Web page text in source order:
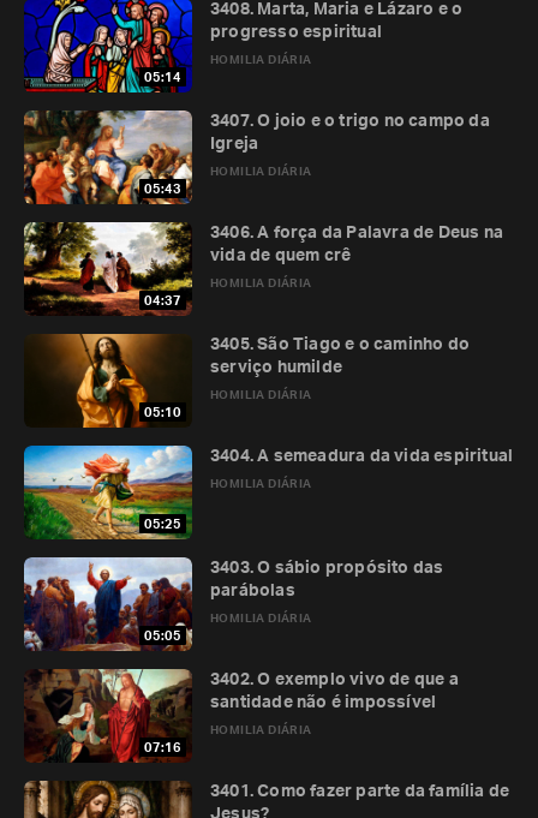
05:14
HOMILIA DIÁRIA
3408. Marta, Maria e Lázaro e o
progresso espiritual
05:43
HOMILIA DIÁRIA
3407. O joio e o trigo no campo da
Igreja
04:37
HOMILIA DIÁRIA
3406. A força da Palavra de Deus na
vida de quem crê
05:10
HOMILIA DIÁRIA
3405. São Tiago e o caminho do
serviço humilde
05:25
HOMILIA DIÁRIA
3404. A semeadura da vida espiritual
05:05
HOMILIA DIÁRIA
3403. O sábio propósito das
parábolas
07:16
HOMILIA DIÁRIA
3402. O exemplo vivo de que a
santidade não é impossível
3401. Como fazer parte da família de
Jesus?